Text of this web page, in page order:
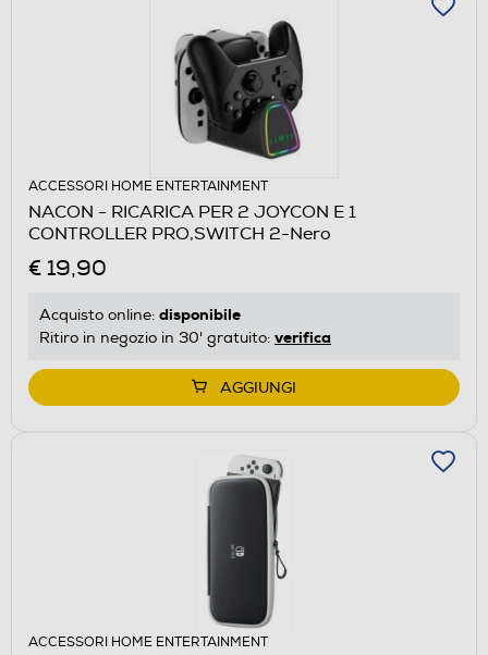
ACCESSORI HOME ENTERTAINMENT
NACON - RICARICA PER 2 JOYCON E 1
CONTROLLER PRO,SWITCH 2-Nero
€ 19,90
Acquisto online: disponibile
Ritiro in negozio in 30' gratuito: verifica
AGGIUNGI
ACCESSORI HOME ENTERTAINMENT